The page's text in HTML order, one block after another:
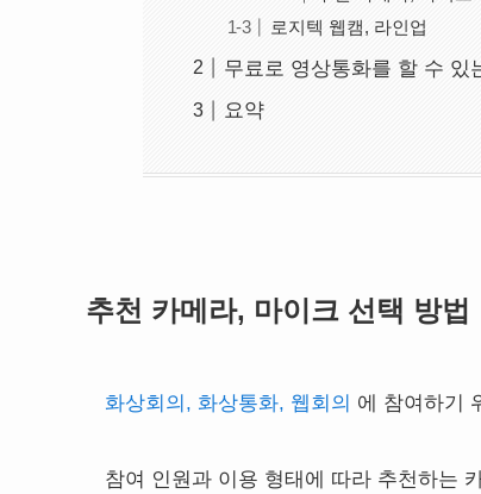
로지텍 웹캠, 라인업
무료로 영상통화를 할 수 있
요약
추천 카메라, 마이크 선택 방법
화상회의, 화상통화, 웹회의 에 참여하기
참여 인원과 이용 형태에 따라 추천하는